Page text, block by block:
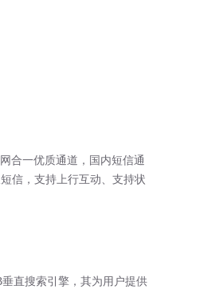
合一优质通道，国内短信通
信，支持上行互动、支持状
直搜索引擎，其为用户提供